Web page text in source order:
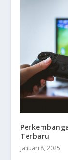
Terbaru
Januari 8, 2025